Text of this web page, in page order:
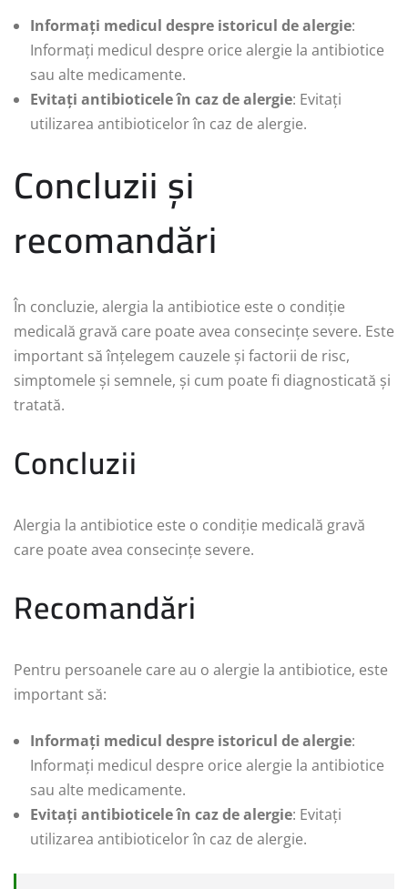
Informați medicul despre istoricul de alergie:
Informați medicul despre orice alergie la antibiotice
sau alte medicamente.
Evitați antibioticele în caz de alergie: Evitați
utilizarea antibioticelor în caz de alergie.
Concluzii și
recomandări
În concluzie, alergia la antibiotice este o condiție
medicală gravă care poate avea consecințe severe. Este
important să înțelegem cauzele și factorii de risc,
simptomele și semnele, și cum poate fi diagnosticată și
tratată.
Concluzii
Alergia la antibiotice este o condiție medicală gravă
care poate avea consecințe severe.
Recomandări
Pentru persoanele care au o alergie la antibiotice, este
important să:
Informați medicul despre istoricul de alergie:
Informați medicul despre orice alergie la antibiotice
sau alte medicamente.
Evitați antibioticele în caz de alergie: Evitați
utilizarea antibioticelor în caz de alergie.